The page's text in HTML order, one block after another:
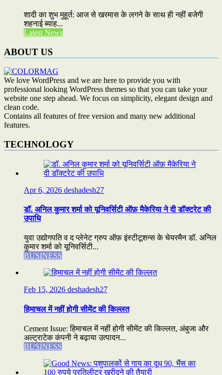
शादी का शुभ मुहूर्त: आज से खरमास के लगने के साथ ही नहीं बजेगी
शहनाई ब्याह...
Latest News
ABOUT US
We love WordPress and we are here to provide you with
professional looking WordPress themes so that you can take your
website one step ahead. We focus on simplicity, elegant design and
clean code.
Contains all features of free version and many new additional
features.
TECHNOLOGY
Apr 6, 2026 deshadesh27
डॉ. अनिल कुमार शर्मा को यूनिवर्सिटी ऑफ़ मैकेरिया ने दी डॉक्टरेट की
उपाधि
युवा उद्योगपति व द प्लेनेट ग्रुप ऑफ़ इंस्टीटूशन्स के चेयरमैन डॉ. अनिल
कुमार शर्मा को यूनिवर्सिटी...
BUSINESS
Feb 15, 2026 deshadesh27
हिमाचल में नहीं होगी सीमेंट की किल्लत
Cement Issue: हिमाचल में नहीं होगी सीमेंट की किल्लत, अंबुजा और
अल्ट्राटेक कंपनी ने बढ़ाया उत्पादन...
BUSINESS